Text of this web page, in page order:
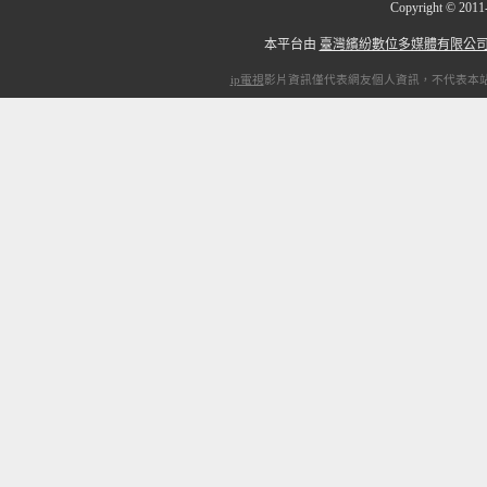
Copyright ©
本平台由 臺灣繽紛數位多媒體有限公
ip電視影片資訊僅代表網友個人資訊，不代表本